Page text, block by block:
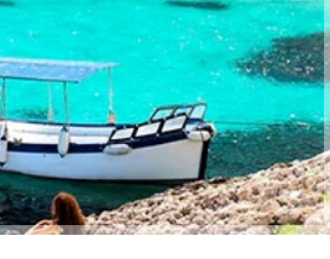
zu exklusiven